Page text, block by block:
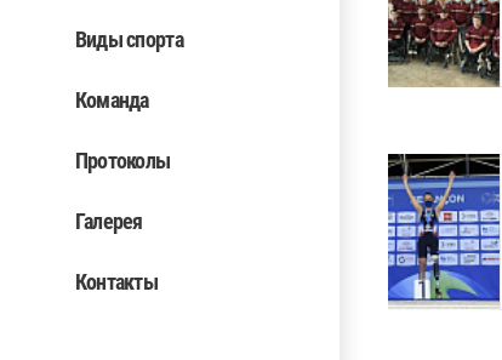
Виды спорта
Команда
Протоколы
Галерея
Контакты